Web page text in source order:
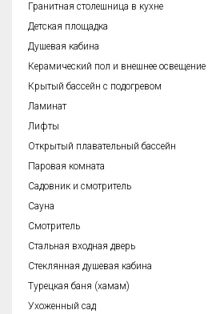
Гранитная столешница в кухне
Детская площадка
Душевая кабина
Керамический пол и внешнее освещение
Крытый бассейн с подогревом
Ламинат
Лифты
Открытый плавательный бассейн
Паровая комната
Садовник и смотритель
Сауна
Смотритель
Стальная входная дверь
Стеклянная душевая кабина
Турецкая баня (хамам)
Ухоженный сад